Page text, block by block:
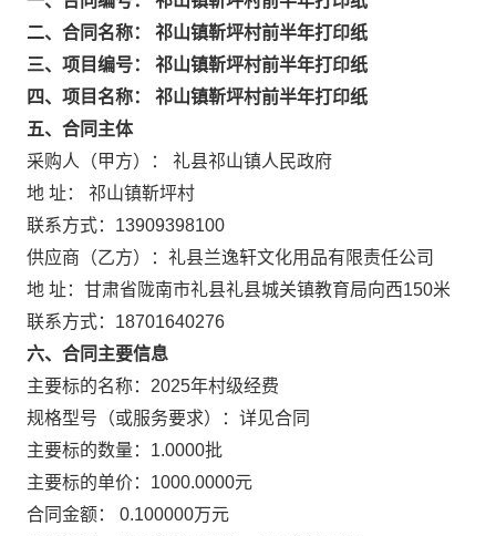
二、合同名称： 祁山镇靳坪村前半年打印纸
三、项目编号： 祁山镇靳坪村前半年打印纸
四、项目名称： 祁山镇靳坪村前半年打印纸
五、合同主体
采购人（甲方）： 礼县祁山镇人民政府
地 址： 祁山镇靳坪村
联系方式：13909398100
供应商（乙方）：礼县兰逸轩文化用品有限责任公司
地 址：甘肃省陇南市礼县礼县城关镇教育局向西150米
联系方式：18701640276
六、合同主要信息
主要标的名称：2025年村级经费
规格型号（或服务要求）：详见合同
主要标的数量：1.0000批
主要标的单价：1000.0000元
合同金额： 0.100000万元